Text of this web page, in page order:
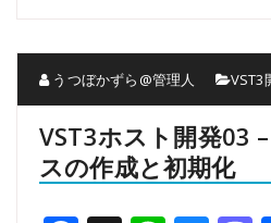
うつぼかずら@管理人 VST3
VST3ホスト開発03
スの作成と初期化